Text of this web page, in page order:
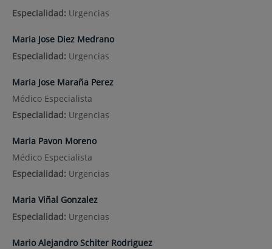
Especialidad: Urgencias
Maria Jose Diez Medrano
Especialidad: Urgencias
Maria Jose Maraña Perez
Médico Especialista
Especialidad: Urgencias
Maria Pavon Moreno
Médico Especialista
Especialidad: Urgencias
Maria Viñal Gonzalez
Especialidad: Urgencias
Mario Alejandro Schiter Rodriguez